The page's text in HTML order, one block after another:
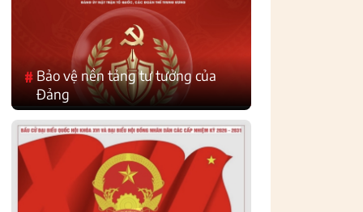
#Bảo vệ nền tảng tư tưởng của
Đảng